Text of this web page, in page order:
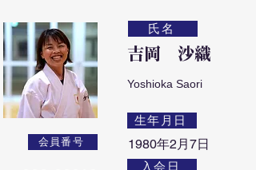
会員番号
氏名
吉岡 沙織
Yoshioka Saori
生年月日
1980年2月7日
入会日